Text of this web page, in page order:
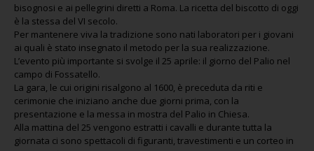
bisognosi e ai pellegrini diretti a Roma. La ricetta del biscotto di oggi
è la stessa del VI secolo.
Per mantenere viva la tradizione sono nati laboratori per i giovani
ai quali è stato insegnato il metodo per la sua realizzazione.
L’evento più importante si svolge il 25 aprile: il giorno del Palio nel
campo di Fossatello.
La gara, le cui origini risalgono al 1600, è preceduta da riti e
cerimonie che iniziano anche due giorni prima, con la
presentazione e la messa in mostra del Palio in Chiesa.
Alla mattina del 25 vengono estratti i cavalli e durante tutta la
giornata ci sono spettacoli di figuranti, travestimenti e un corteo in